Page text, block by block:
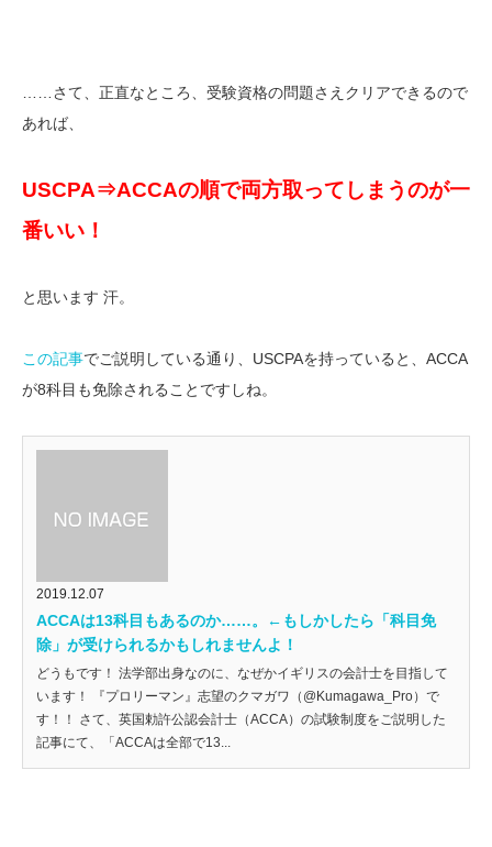
……さて、正直なところ、受験資格の問題さえクリアできるので
あれば、
USCPA⇒ACCAの順で両方取ってしまうのが一
番いい！
と思います 汗。
この記事でご説明している通り、USCPAを持っていると、ACCA
が8科目も免除されることですしね。
2019.12.07
ACCAは13科目もあるのか……。←もしかしたら「科目免
除」が受けられるかもしれませんよ！
どうもです！ 法学部出身なのに、なぜかイギリスの会計士を目指して
います！ 『プロリーマン』志望のクマガワ（@Kumagawa_Pro）で
す！！ さて、英国勅許公認会計士（ACCA）の試験制度をご説明した
記事にて、「ACCAは全部で13...